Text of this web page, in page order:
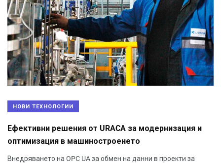
НОВИ ТЕХНОЛОГИИ
Ефективни решения от URACA за модернизация и
оптимизация в машиностроенето
Внедряването на OPC UA за обмен на данни в проекти за